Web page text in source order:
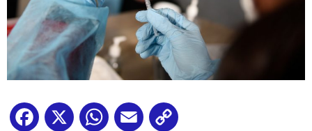
Facebook
X WhatsApp
Email